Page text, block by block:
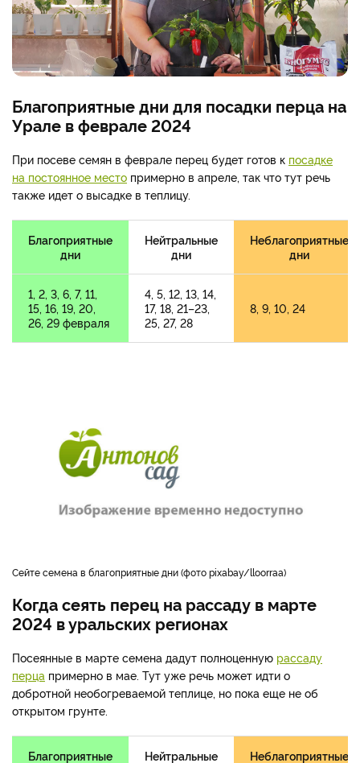
Благоприятные дни для посадки перца на
Урале в феврале 2024
При посеве семян в феврале перец будет готов к посадке
на постоянное место примерно в апреле, так что тут речь
также идет о высадке в теплицу.
Благоприятные
дни
Нейтральные
дни
Неблагоприятные
дни
1, 2, 3, 6, 7, 11,
15, 16, 19, 20,
26, 29 февраля
4, 5, 12, 13, 14,
17, 18, 21–23,
25, 27, 28
8, 9, 10, 24
Сейте семена в благоприятные дни (фото pixabay/lloorraa)
Когда сеять перец на рассаду в марте
2024 в уральских регионах
Посеянные в марте семена дадут полноценную рассаду
перца примерно в мае. Тут уже речь может идти о
добротной необогреваемой теплице, но пока еще не об
открытом грунте.
Благоприятные
Нейтральные
Неблагоприятные